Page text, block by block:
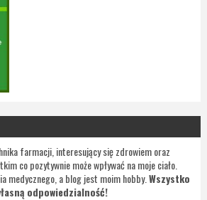
farmacji, interesujący się zdrowiem oraz
co pozytywnie może wpływać na moje ciało.
medycznego, a blog jest moim hobby. Wszystko
odpowiedzialność!